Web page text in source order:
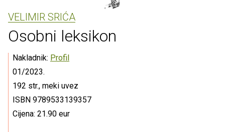
VELIMIR SRIĆA
Osobni leksikon
Nakladnik: Profil
01/2023.
192 str., meki uvez
ISBN 9789533139357
Cijena: 21.90 eur